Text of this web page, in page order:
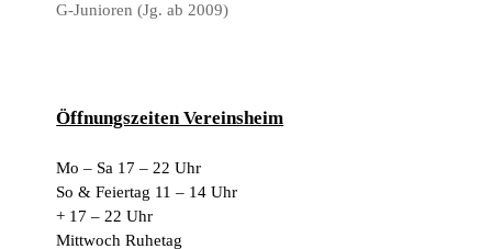
G-Junioren (Jg. ab 2009)
Öffnungszeiten Vereinsheim
Mo – Sa 17 – 22 Uhr
So & Feiertag 11 – 14 Uhr
+ 17 – 22 Uhr
Mittwoch Ruhetag